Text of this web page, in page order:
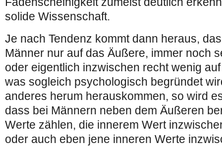
solide Wissenschaft.
Je nach Tendenz kommt dann heraus,
Männer nur auf das Äußere, immer noch
oder eigentlich inzwischen recht wenig
was sogleich psychologisch begründet
anderes herum herauskommen, so wird
dass bei Männern neben dem Äußeren
Werte zählen, die innerem Wert
oder auch eben jene inneren Werte